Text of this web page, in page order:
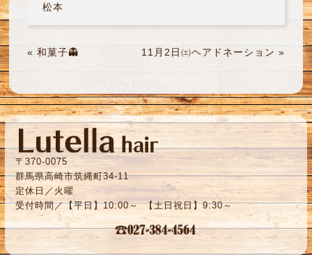
松本
« 和菓子👻 11月2日㈯ヘアドネーション »
〒370-0075
群馬県高崎市筑縄町34-11
定休日／火曜
受付時間／【平日】10:00～ 【土日祝日】9:30～